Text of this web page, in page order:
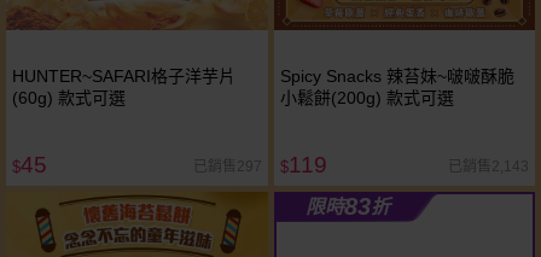
HUNTER~SAFARI格子洋芋片
(60g) 款式可選
$45 已銷售297
Spicy Snacks 辣苔妹~啵啵酥脆
小鬆餅(200g) 款式可選
$119 已銷售2,143
限時83折